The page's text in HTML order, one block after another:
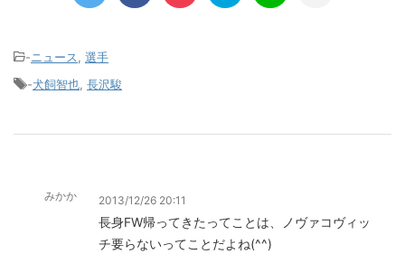
-ニュース
選手
-犬飼智也 長沢駿
みかか 2013/12/26 20:11
長身FW帰ってきたってことは、ノヴァコヴィッ
チ要らないってことだよね(^^)